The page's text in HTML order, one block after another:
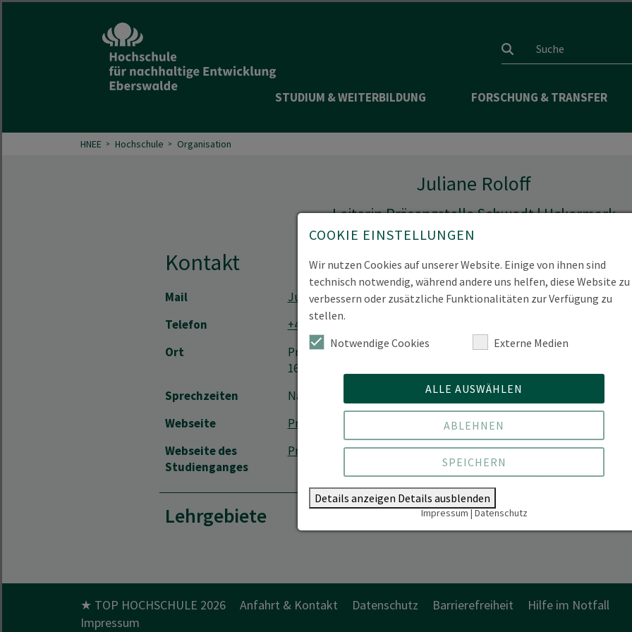
Suchfeld
STUDIUM & WEITERBILDUNG FORSCHUNG & TRANSFER
HNEE Hochschule Organisation
Juliane Roloff
Leiterin Präsenzstelle Schwedt | Uckermark
Kontakt
Mail
Juliane.Roloff(at)hnee.de
Telefon
+49 3332 5389-19
Ort
Präsenzstelle Schwedt | Uckermark | Handelsstraße 1 |
16303 Schwedt/Oder
Sprechzeiten
Nach Vereinbarung.
Webseite
Präsenzstelle Schwedt | Uckermark
Webseite des
Studienganges
Präsenzstelle Schwedt | Uckermark
Lehrgebiete
★ TOP HOCHSCHULE 2026 Anfahrt & Kontakt Datenschutz Barrierefreiheit
Hilfe im Notfall
Impressum
COOKIE EINSTELLUNGEN
Wir nutzen Cookies auf unserer Website. Einige von ihnen sind
technisch notwendig, während andere uns helfen, diese Website zu
verbessern oder zusätzliche Funktionalitäten zur Verfügung zu
stellen.
Notwendige Cookies
Externe Medien
ALLE AUSWÄHLEN
ABLEHNEN
SPEICHERN
Details anzeigen Details ausblenden
Impressum|Datenschutz